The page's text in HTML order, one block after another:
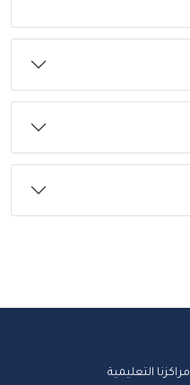
مراكزنا التعليمية